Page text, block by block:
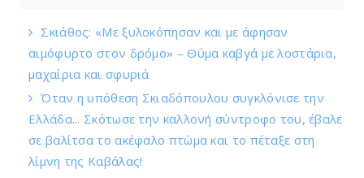
Σκιάθος: «Με ξυλοκόπησαν και με άφησαν
αιμόφυρτο στον δρόμο» – Θύμα καβγά με λοστάρια,
μαχαίρια και σφυριά
Όταν η υπόθεση Σκιαδόπουλου συγκλόνισε την
Ελλάδα... Σκότωσε την καλλονή σύντροφο του, έβαλε
σε βαλίτσα το ακέφαλο πτώμα και το πέταξε στη
λίμνη της Καβάλας!